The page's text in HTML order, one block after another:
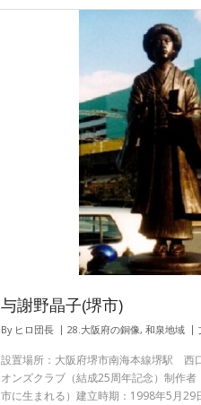
与謝野晶子(堺市)
By ヒロ団長 28.大阪府の銅像, 和泉地域
設置場所：大阪府堺市南海本線堺駅 西
オンズクラブ（結成25周年記念）制作
市に生まれる）建立時期：1998年5月29